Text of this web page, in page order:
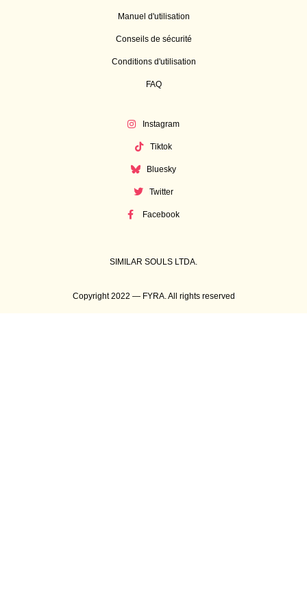
Manuel d'utilisation
Conseils de sécurité
Conditions d'utilisation
FAQ
Instagram
Tiktok
Bluesky
Twitter
Facebook
SIMILAR SOULS LTDA.
Copyright 2022 — FYRA. All rights reserved